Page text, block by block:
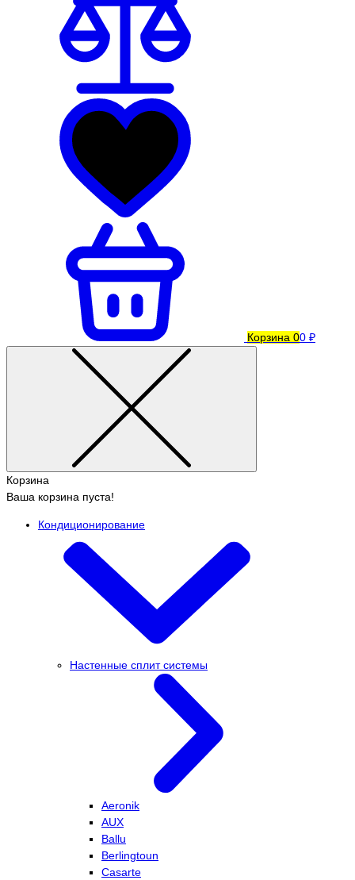
Корзина 00 ₽
Корзина
Ваша корзина пуста!
Кондиционирование
Настенные сплит системы
Aeronik
AUX
Ballu
Berlingtoun
Casarte